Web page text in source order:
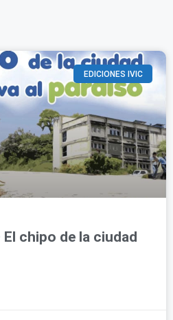
EDICIONES IVIC
chipo de la ciudad